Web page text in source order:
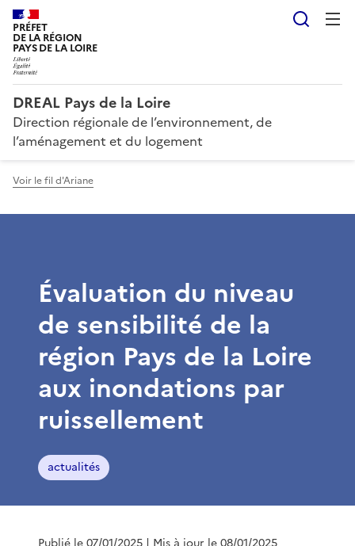
PRÉFET
DE LA RÉGION
PAYS DE LA LOIRE
DREAL Pays de la Loire
Direction régionale de l’environnement, de
l’aménagement et du logement
Voir le fil d'Ariane
Évaluation du niveau
de sensibilité de la
région Pays de la Loire
aux inondations par
ruissellement
actualités